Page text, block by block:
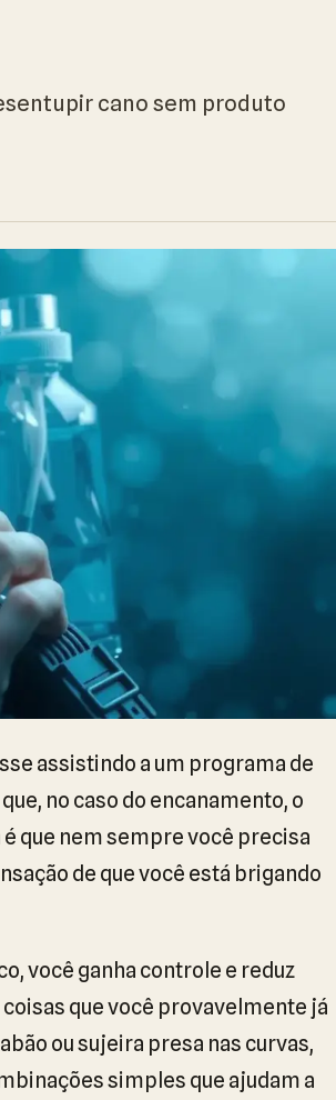
cano sem produto
assistindo a um programa de
no caso do encanamento, o
que nem sempre você precisa
de que você está brigando
você ganha controle e reduz
que você provavelmente já
ou sujeira presa nas curvas,
simples que ajudam a